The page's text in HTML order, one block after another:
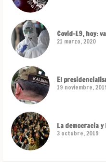
Covid-19, hoy:
21 marzo, 2020
El
19 noviembre,
La democracia
3 octubre, 2019